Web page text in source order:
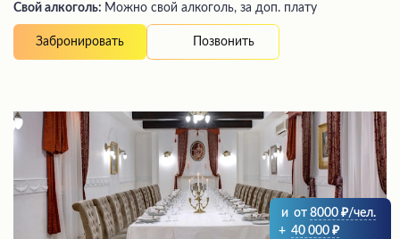
Свой алкоголь: Можно свой алкоголь, за доп. плату
Забронировать Позвонить
и от 8000
/чел.
+ 40 000